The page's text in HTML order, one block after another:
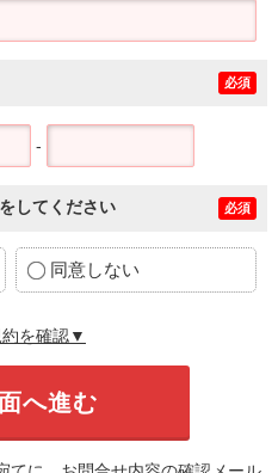
必須
-
してください 必須
同意しない
を確認▼